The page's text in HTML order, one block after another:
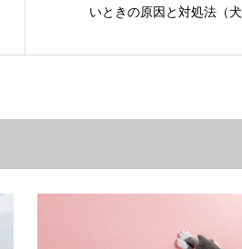
いときの原因と対処法（犬